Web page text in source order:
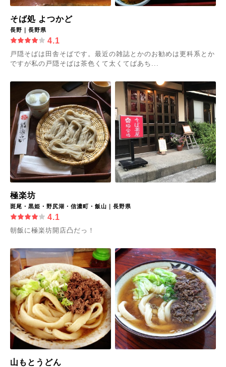
そば処 よつかど
長野｜長野県
4.1
戸隠そばは田舎そばです。最近の雑誌とかのお勧めは更科系とか
ですが私の戸隠そばは茶色くて太くてばあち...
極楽坊
斑尾・黒姫・野尻湖・信濃町・飯山｜長野県
4.1
朝飯に極楽坊開店凸だっ！
山もとうどん